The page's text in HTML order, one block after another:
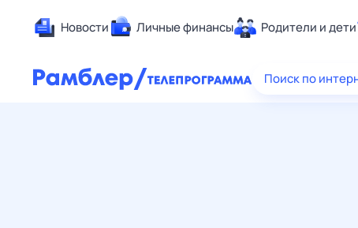
Новости Личные финансы Родители и дети
Здоровье
Поиск по